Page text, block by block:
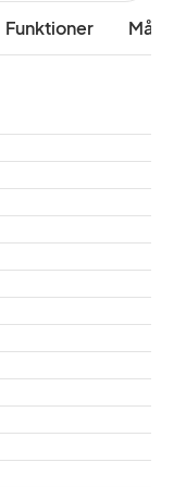
Funktioner Mått &